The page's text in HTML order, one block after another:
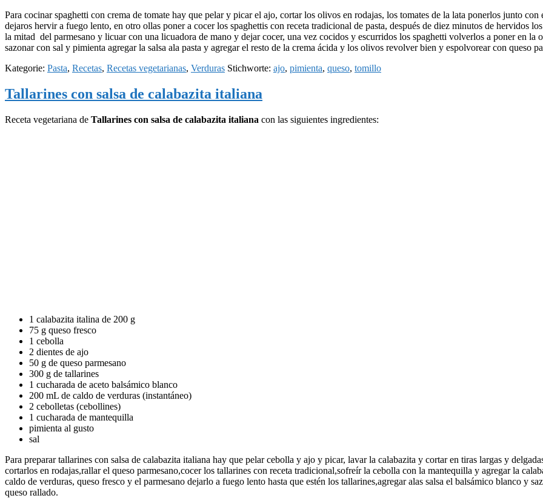
Para cocinar spaghetti con crema de tomate hay que pelar y picar el ajo, cortar los olivos en rodajas, los tomates de la lata ponerlos junto
dejaros hervir a fuego lento, en otro ollas poner a cocer los spaghettis con receta tradicional de pasta, después de diez minutos de hervidos
la mitad del parmesano y licuar con una licuadora de mano y dejar cocer, una vez cocidos y escurridos los spaghetti volverlos a poner en la
sazonar con sal y pimienta agregar la salsa ala pasta y agregar el resto de la crema ácida y los olivos revolver bien y espolvorear con queso
Kategorie: Pasta, Recetas, Recetas vegetarianas, Verduras Stichworte: ajo, pimienta, queso, tomillo
Tallarines con salsa de calabazita italiana
Receta vegetariana de Tallarines con salsa de calabazita italiana con las siguientes ingredientes:
1 calabazita italina de 200 g
75 g queso fresco
1 cebolla
2 dientes de ajo
50 g de queso parmesano
300 g de tallarines
1 cucharada de aceto balsámico blanco
200 mL de caldo de verduras (instantáneo)
2 cebolletas (cebollines)
1 cucharada de mantequilla
pimienta al gusto
sal
Para preparar tallarines con salsa de calabazita italiana hay que pelar cebolla y ajo y picar, lavar la calabazita y cortar en tiras largas y
cortarlos en rodajas,rallar el queso parmesano,cocer los tallarines con receta tradicional,sofreír la cebolla con la mantequilla y agregar la
caldo de verduras, queso fresco y el parmesano dejarlo a fuego lento hasta que estén los tallarines,agregar alas salsa el balsámico blanco y
queso rallado.